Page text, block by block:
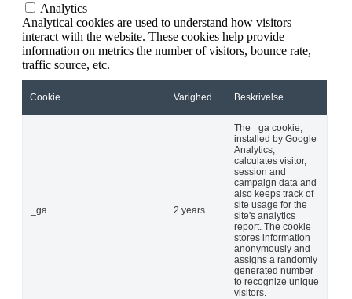
Analytics
Analytical cookies are used to understand how visitors
interact with the website. These cookies help provide
information on metrics the number of visitors, bounce rate,
traffic source, etc.
Cookie Varighed Beskrivelse
_ga 2 years
The _ga cookie,
installed by Google
Analytics,
calculates visitor,
session and
campaign data and
also keeps track of
site usage for the
site's analytics
report. The cookie
stores information
anonymously and
assigns a randomly
generated number
to recognize unique
visitors.